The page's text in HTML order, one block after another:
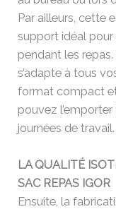
Par ailleurs, cette
support idéal
pendant les
s’adapte à tous
format compact
pouvez
journées de travail.
LA QUALITÉ
SAC REPAS IGOR
Ensuite, la